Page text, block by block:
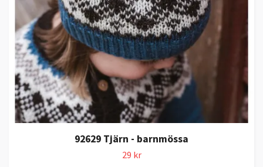
92629 Tjärn - barnmössa
29 kr